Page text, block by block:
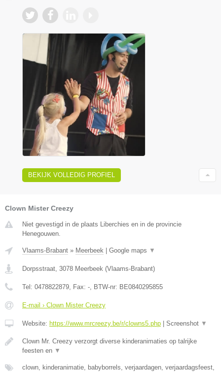
BEKIJK VOLLEDIG PROFIEL
Clown Mister Creezy
Niet gevestigd in de plaats Liberchies en in de provincie
Henegouwen.
Vlaams-Brabant » Meerbeek Google maps ▼
Dorpsstraat, 3078 Meerbeek (Vlaams-Brabant)
Tel: 0478822879, Fax: -, BTW-nr: BE0840295855
E-mail › Clown Mister Creezy
Website: https://www.mrcreezy.be/r/clowns5.php Screenshot ▼
Clown Mr. Creezy verzorgt diverse kinderanimaties op talrijke
feesten en ▼
clown, kinderanimatie, babyborrels, verjaardagen, verjaardagsfeest,